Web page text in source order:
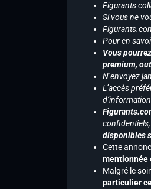
Figurants
Si vous ne
Pour en
Vous
premium,
N’envoyez
L’accès
disponibles
Cette
mentionnée
Malgré le
particulier